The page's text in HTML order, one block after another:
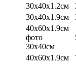
30х40х1.2см
30х40х1.9см
40х60х1.9см
фото
30х40см
40х60х1.9см